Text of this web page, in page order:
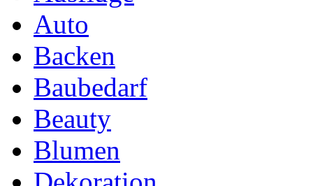
Auto
Backen
Baubedarf
Beauty
Blumen